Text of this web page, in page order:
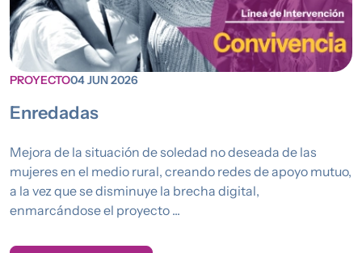
PROYECTO04 JUN 2026
Enredadas
Mejora de la situación de soledad no deseada de las
mujeres en el medio rural, creando redes de apoyo mutuo,
a la vez que se disminuye la brecha digital,
enmarcándose el proyecto ...